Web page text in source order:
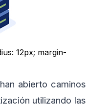
12px; margin-
han abierto caminos
utilizando las